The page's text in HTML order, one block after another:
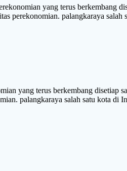
yang terus berkembang
perekonomian. palangkaraya salah
yang terus berkembang disetiap
palangkaraya salah satu kota di